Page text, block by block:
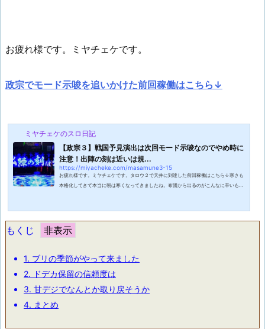
お疲れ様です。ミヤチェケです。
政宗でモード示唆を追いかけた前回稼働はこちら↓
ミヤチェケのスロ日記
【政宗３】戦国予見演出は次回モード示唆なのでやめ時に
注意！出陣の刻は近いは規...
https://miyacheke.com/masamune3-15
お疲れ様です。ミヤチェケです。タロウ２で天井に到達した前回稼働はこちら↓寒さも
本格化してきて本当に朝は寒くなってきましたね。布団から出るのがこんなに辛いもの
裕なんてありません。ギリギリ出社丸出しです。まだ１１月だからヒートテックはまだ
大丈夫かなと思っていたのですが...
もくじ
1. ブリの季節がやって来ました
2. ドデカ保留の信頼度は
3. 甘デジでなんとか取り戻そうか
4. まとめ